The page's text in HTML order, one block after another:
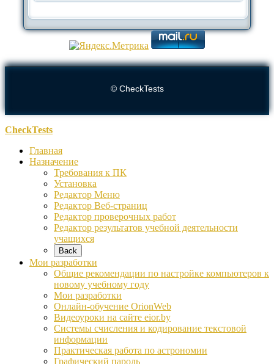
© CheckTests
CheckTests
Главная
Назначение
Требования к ПК
Установка
Редактор Меню
Редактор Веб-страниц
Редактор проверочных работ
Редактор результатов учебной деятельности
учащихся
Back
Мои разработки
Общие рекомендации по настройке компьютеров к
новому учебному году
Мои разработки
Онлайн-обучение OrionWeb
Видеоуроки на сайте eior.by
Системы счисления и кодирование текстовой
информации
Практическая работа по астрономии
Графический пароль